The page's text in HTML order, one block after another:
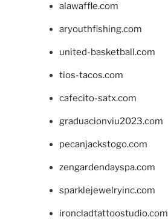
alawaffle.com
aryouthfishing.com
united-basketball.com
tios-tacos.com
cafecito-satx.com
graduacionviu2023.com
pecanjackstogo.com
zengardendayspa.com
sparklejewelryinc.com
ironcladtattoostudio.com